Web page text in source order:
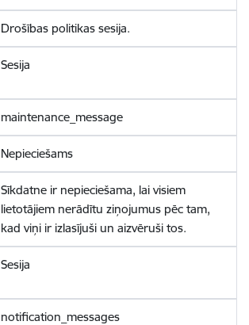
Drošības politikas sesija.
Sesija
maintenance_message
Nepieciešams
Sīkdatne ir nepieciešama, lai visiem
lietotājiem nerādītu ziņojumus pēc tam,
kad viņi ir izlasījuši un aizvēruši tos.
Sesija
notification_messages